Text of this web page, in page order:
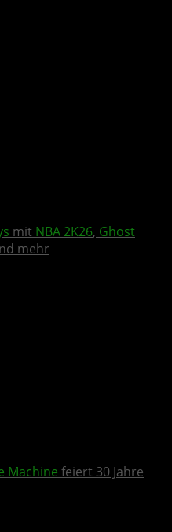
mit NBA 2K26, Ghost
mehr
Machine feiert 30 Jahre